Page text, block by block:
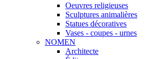
Oeuvres religieuses
Sculptures animalières
Statues décoratives
Vases - coupes - urnes
NOMEN
Architecte